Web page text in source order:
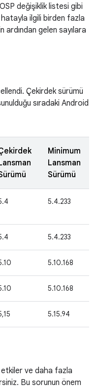
değişiklik listesi gibi
ilgili birden fazla
ardından gelen sayılara
Çekirdek sürümü
sıradaki Android
Minimum
Lansman
Sürümü
5.4.233
5.4.233
5.10.168
5.10.168
5.15.94
etkiler ve daha fazla
Bu sorunun önem